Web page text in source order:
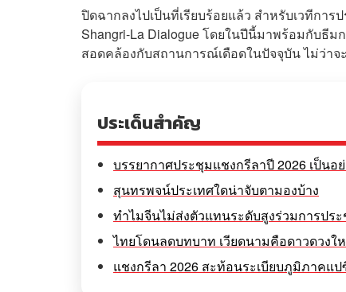
ปิดฉากลงไปเป็นที่เรียบร้อยแล้ว สำหรับเวทีกา
Shangri-La Dialogue โดยในปีนี้มาพร้อมกับธีม
สอดคล้องกับสถานการณ์เดือดในปัจจุบัน ไม่ว่า
ประเด็นสำคัญ
บรรยากาศประชุมแชงกรีลาปี 2026 เป็นอย่
สุนทรพจน์ประเทศใดน่าจับตามองบ้าง
ทำไมจีนไม่ส่งตัวแทนระดับสูงร่วมการปร
ไทยโดนลดบทบาท เวียดนามคือดาวดวงใ
แชงกรีลา 2026 สะท้อนระเบียบภูมิภาคแป